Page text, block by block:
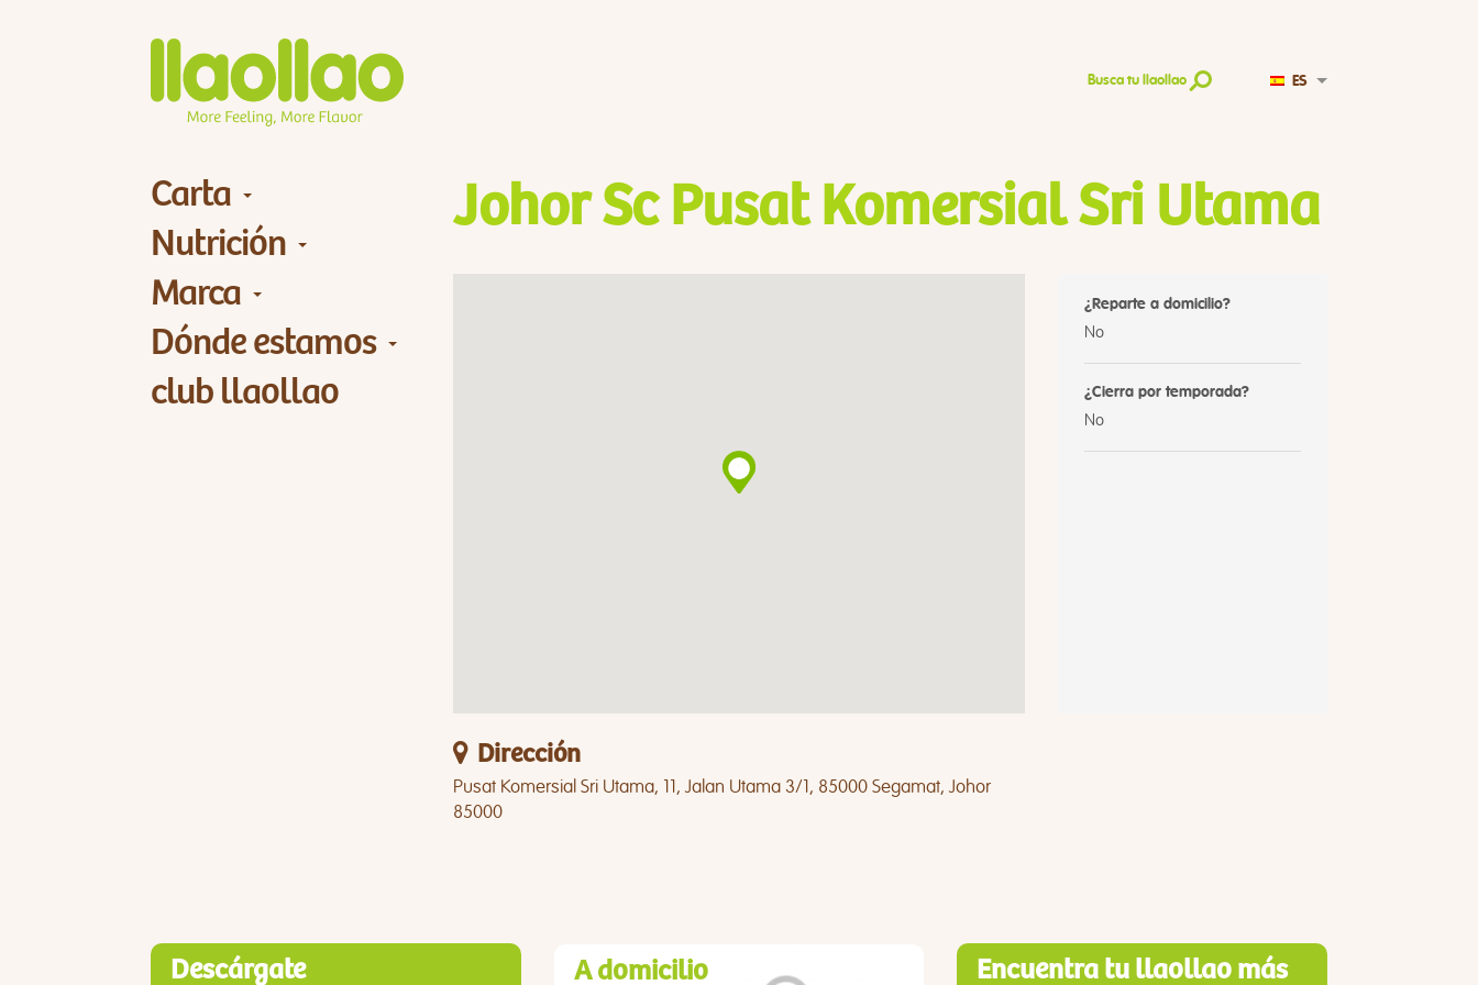
Busca tu llaollao ES
Carta
Nutrición
Marca
Dónde estamos
club llaollao
Johor Sc Pusat Komersial Sri Utama
¿Reparte a domicilio?
No
¿Cierra por temporada?
No
Dirección
Pusat Komersial Sri Utama, 11, Jalan Utama 3/1, 85000 Segamat, Johor
85000
Descárgate
A domicilio
Encuentra tu llaollao más